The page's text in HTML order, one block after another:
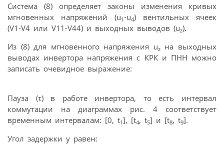
Система (8) определяет законы изменения кривых
мгновенных напряжений (u1-u4) вентильных ячеек
(V1-V4 или V11-V44) и выходных выводов (uz).
Из (8) для мгновенного напряжения uzна выходных
выводах инвертора напряжения с КРК и ПНН можно
записать очевидное выражение:
Пауза (τ) в работе инвертора, то есть интервал
коммутации на диаграммах рис. 4 соответствует
временным интервалам: [0, t1], [t4, t5] и [t8, t9].
Угол задержки у равен: